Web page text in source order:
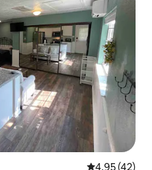
Évaluation
4,95 (42)